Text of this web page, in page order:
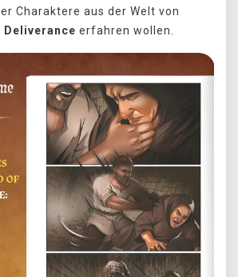
Charaktere aus der Welt von
Deliverance erfahren wollen.